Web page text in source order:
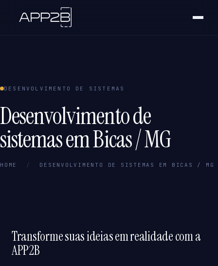
DESENVOLVIMENTO DE SISTEMAS
Desenvolvimento de
sistemas em Bicas / MG
HOME / DESENVOLVIMENTO DE SISTEMAS EM BICAS / MG
Transforme suas ideias em realidade com a
APP2B